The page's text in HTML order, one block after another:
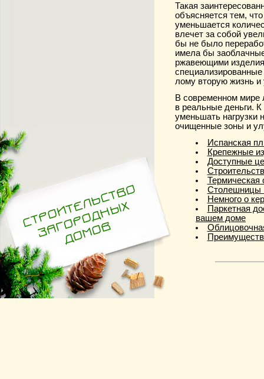
Такая
объясняется тем,
уменьшается
влечет за собой
бы не было
имела бы
ржавеющими
лому вторую жизнь
В современном мире
в реальные деньги.
уменьшать нагрузки
очищенные зоны и
Испанская
Крепежные
Доступные
Термическая
Столешницы
Немного о
Паркетная
вашем доме